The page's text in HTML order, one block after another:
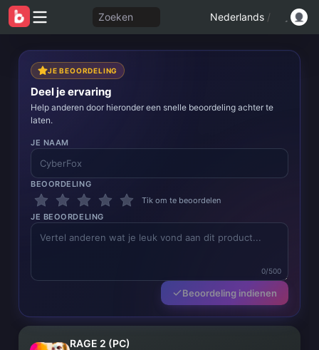
Zoeken Nederlands /
JE BEOORDELING
Deel je ervaring
Help anderen door hieronder een snelle beoordeling achter te
laten.
JE NAAM
BEOORDELING
Tik om te beoordelen
JE BEOORDELING
0/500
Beoordeling indienen
RAGE 2 (PC)